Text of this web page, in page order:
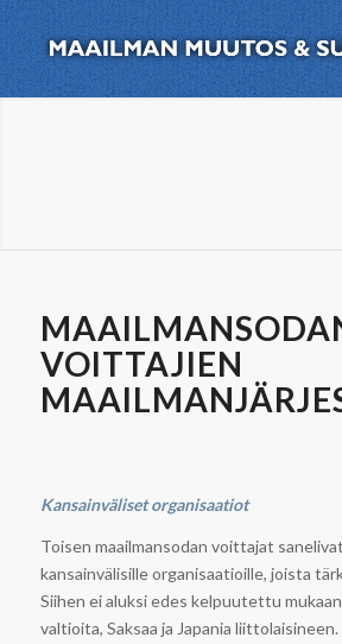
VOITTAJIEN
Kansainväliset organisaatiot
Toisen maailmansodan voittajat
kansainvälisille organisaatioille, joista
Siihen ei aluksi edes kelpuutettu
valtioita, Saksaa ja Japania liittolaisineen.